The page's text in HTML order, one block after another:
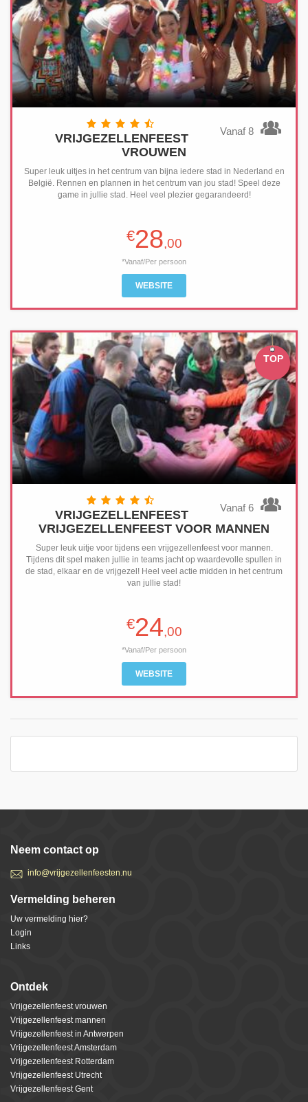
Vanaf 8
VRIJGEZELLENFEEST
VROUWEN
Super leuk uitjes in het centrum van bijna iedere stad in Nederland en
België. Rennen en plannen in het centrum van jou stad! Speel deze
game in jullie stad. Heel veel plezier gegarandeerd!
€28,00
*Vanaf/Per persoon
WEBSITE
TOP
Vanaf 6
VRIJGEZELLENFEEST
VRIJGEZELLENFEEST VOOR MANNEN
Super leuk uitje voor tijdens een vrijgezellenfeest voor mannen.
Tijdens dit spel maken jullie in teams jacht op waardevolle spullen in
de stad, elkaar en de vrijgezel! Heel veel actie midden in het centrum
van jullie stad!
€24,00
*Vanaf/Per persoon
WEBSITE
Neem contact op
info@vrijgezellenfeesten.nu
Vermelding beheren
Uw vermelding hier?
Login
Links
Ontdek
Vrijgezellenfeest vrouwen
Vrijgezellenfeest mannen
Vrijgezellenfeest in Antwerpen
Vrijgezellenfeest Amsterdam
Vrijgezellenfeest Rotterdam
Vrijgezellenfeest Utrecht
Vrijgezellenfeest Gent